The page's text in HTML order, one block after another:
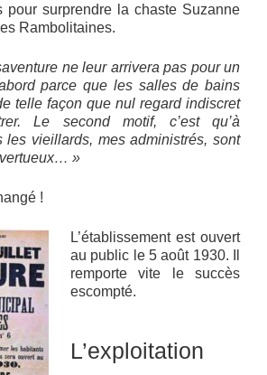
pour surprendre la chaste Suzanne
Rambolitaines.
ne leur arrivera pas pour un
parce que les salles de bains
telle façon que nul regard indiscret
Le second motif, c’est qu’à
les vieillards, mes administrés, sont
»
!
L’établissement est ouvert
au public le 5 août 1930. Il
remporte vite le succès
escompté.
L’exploitation